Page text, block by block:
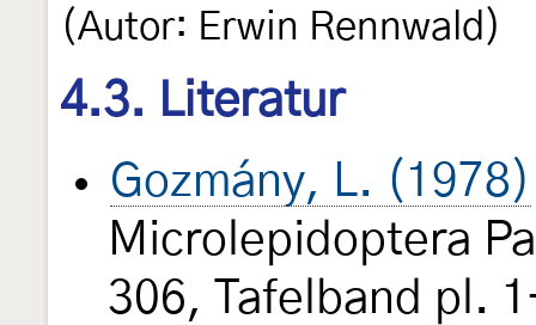
(Autor: Erwin Rennwald)
4.3. Literatur
Gozmány, L. (1978)
Microlepidoptera
306, Tafelband pl.